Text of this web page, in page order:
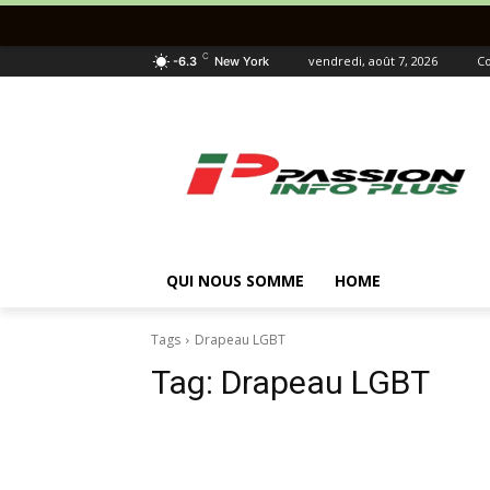
-6.3 C New York vendredi, août 7, 2026
QUI NOUS SOMME HOME
Tags Drapeau LGBT
Tag: Drapeau LGBT